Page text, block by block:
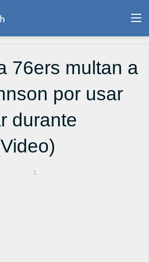
76ers multan a
por usar
durante
1